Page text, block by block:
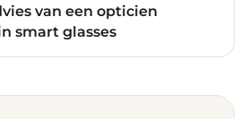
van een opticien
smart glasses